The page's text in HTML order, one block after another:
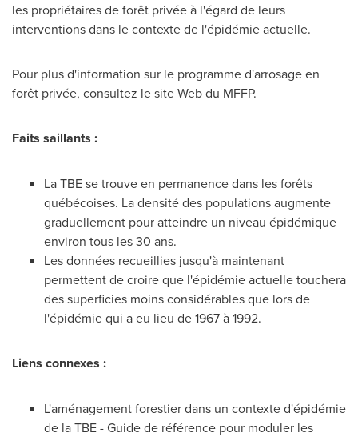
les propriétaires de forêt privée à l'égard de leurs
interventions dans le contexte de l'épidémie actuelle.
Pour plus d'information sur le programme d'arrosage en
forêt privée, consultez le site Web du MFFP.
Faits saillants :
La TBE se trouve en permanence dans les forêts
québécoises. La densité des populations augmente
graduellement pour atteindre un niveau épidémique
environ tous les 30 ans.
Les données recueillies jusqu'à maintenant
permettent de croire que l'épidémie actuelle touchera
des superficies moins considérables que lors de
l'épidémie qui a eu lieu de 1967 à 1992.
Liens connexes :
L'aménagement forestier dans un contexte d'épidémie
de la TBE - Guide de référence pour moduler les